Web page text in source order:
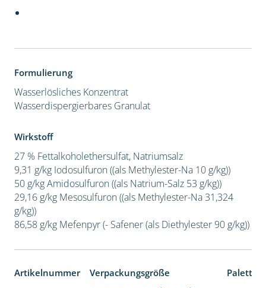
Formulierung
Wasserlösliches Konzentrat
Wasserdispergierbares Granulat
Wirkstoff
27 % Fettalkoholethersulfat, Natriumsalz
9,31 g/kg Iodosulfuron ((als Methylester-Na 10 g/kg))
50 g/kg Amidosulfuron ((als Natrium-Salz 53 g/kg))
29,16 g/kg Mesosulfuron ((als Methylester-Na 31,324
g/kg))
86,58 g/kg Mefenpyr (- Safener (als Diethylester 90 g/kg))
Artikelnummer Verpackungsgröße